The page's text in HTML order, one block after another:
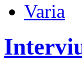
Varia